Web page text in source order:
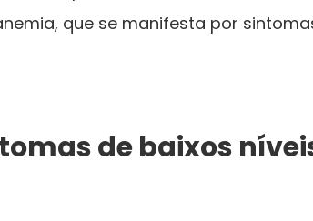
que se manifesta por
de baixos